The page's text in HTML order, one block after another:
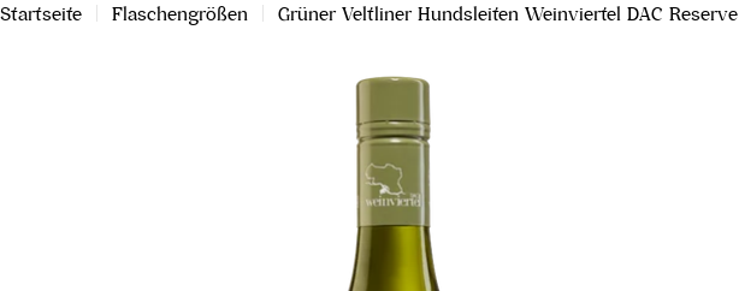
Startseite Flaschengrößen Grüner Veltliner Hundsleiten Weinviertel DAC